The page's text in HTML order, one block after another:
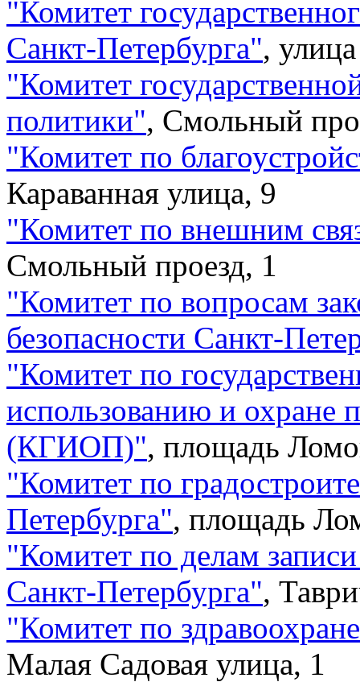
"Комитет
Санкт-Петербурга",
"Комитет
политики", Смольный
"Комитет по
Караванная улица, 9
"Комитет по внешним
Смольный проезд, 1
"Комитет по вопросам
безопасности Санкт-
"Комитет по
использованию и охране
(КГИОП)", площадь
"Комитет по
Петербурга", площадь
"Комитет по делам
Санкт-Петербурга",
"Комитет по
Малая Садовая улица, 1